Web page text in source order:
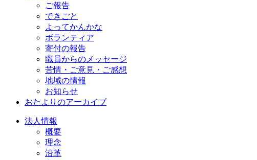
ご報告
できごと
よってかんかな
ボランティア
寄付の報告
職員からのメッセージ
苦情・ご意見・ご感想
地域の情報
お知らせ
おたよりのアーカイブ
法人情報
概要
理念
沿革